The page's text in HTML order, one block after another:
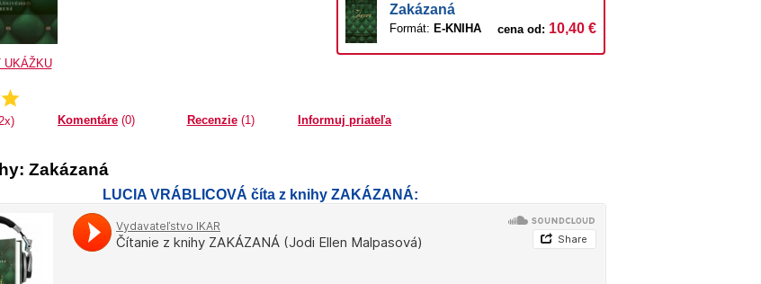
UKÁŽKU
Zakázaná
Formát: E-KNIHA cena od: 10,40 €
Komentáre (0) Recenzie(1) Informuj priateľa
Zakázaná
LUCIA VRÁBLICOVÁ číta z knihy ZAKÁZANÁ: